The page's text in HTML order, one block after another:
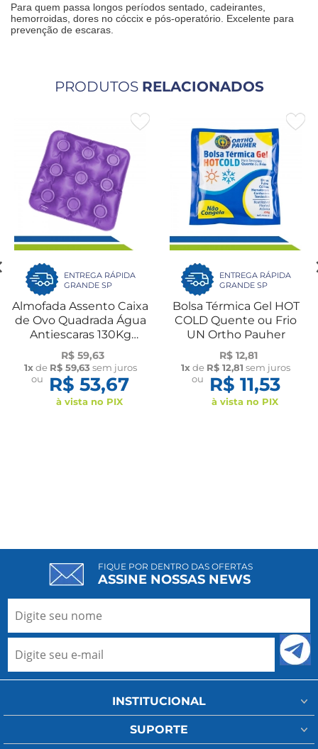
Para quem passa longos períodos sentado, cadeirantes,
hemorroidas, dores no cóccix e pós-operatório. Excelente para
prevenção de escaras.
PRODUTOS RELACIONADOS
ENTREGA RÁPIDA
GRANDE SP
Almofada Assento Caixa
de Ovo Quadrada Água
Antiescaras 130Kg
Bioflorence
R$ 59,63
1xde R$ 59,63 sem juros
ou
R$ 53,67
à vista no PIX
ENTREGA RÁPIDA
GRANDE SP
Bolsa Térmica Gel HOT
COLD Quente ou Frio
UN Ortho Pauher
R$ 12,81
1xde R$ 12,81 sem juros
ou
R$ 11,53
à vista no PIX
FIQUE POR DENTRO DAS OFERTAS
ASSINE NOSSAS NEWS
INSTITUCIONAL
Minha Conta
Fale Conosco
SUPORTE